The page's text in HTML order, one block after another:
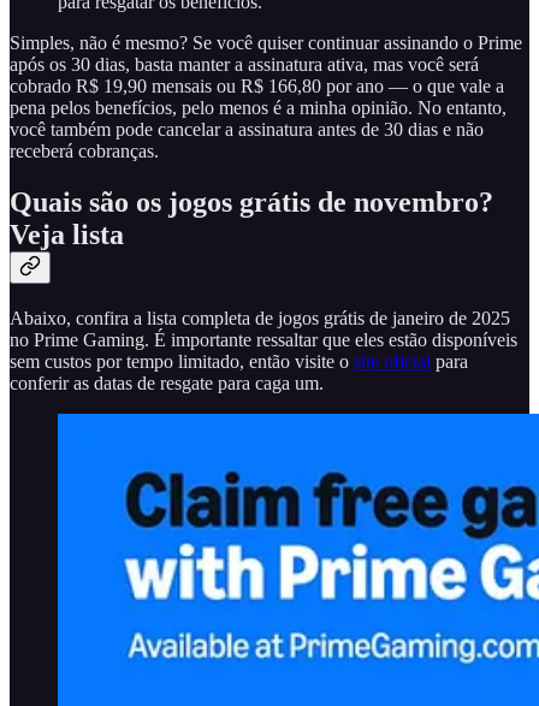
Simples, não é mesmo? Se você quiser continuar assinando o Prime
após os 30 dias, basta manter a assinatura ativa, mas você será
cobrado R$ 19,90 mensais ou R$ 166,80 por ano — o que vale a
pena pelos benefícios, pelo menos é a minha opinião. No entanto,
você também pode cancelar a assinatura antes de 30 dias e não
receberá cobranças.
Quais são os jogos grátis de novembro?
Veja lista
Abaixo, confira a lista completa de jogos grátis de janeiro de 2025
no Prime Gaming. É importante ressaltar que eles estão disponíveis
sem custos por tempo limitado, então visite o site oficial para
conferir as datas de resgate para caga um.